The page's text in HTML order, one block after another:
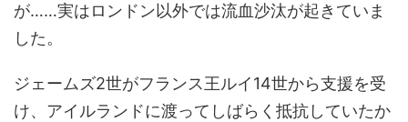
が……実はロンドン以外では流血沙汰が起きていま
した。
ジェームズ2世がフランス王ルイ14世から支援を受
け、アイルランドに渡ってしばらく抵抗していたか